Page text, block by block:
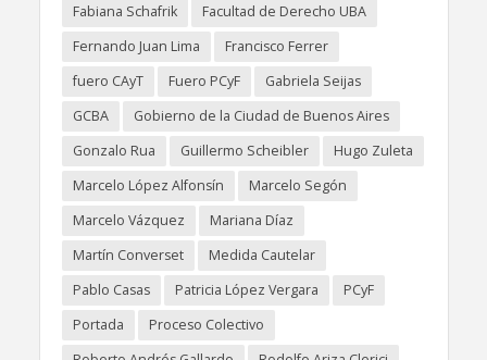
Fabiana Schafrik
Facultad de Derecho UBA
Fernando Juan Lima
Francisco Ferrer
fuero CAyT
Fuero PCyF
Gabriela Seijas
GCBA
Gobierno de la Ciudad de Buenos Aires
Gonzalo Rua
Guillermo Scheibler
Hugo Zuleta
Marcelo López Alfonsín
Marcelo Segón
Marcelo Vázquez
Mariana Díaz
Martín Converset
Medida Cautelar
Pablo Casas
Patricia López Vergara
PCyF
Portada
Proceso Colectivo